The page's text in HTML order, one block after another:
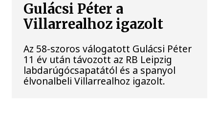
Gulácsi Péter a
Villarrealhoz igazolt
Az 58-szoros válogatott Gulácsi Péter
11 év után távozott az RB Leipzig
labdarúgócsapatától és a spanyol
élvonalbeli Villarrealhoz igazolt.